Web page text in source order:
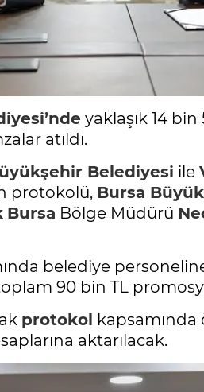
yaklaşık 14
atıldı.
Belediyesi ile
protokolü, Bursa
Bursa Bölge Müdürü
belediye
90 bin TL
protokol kapsamında
aktarılacak.